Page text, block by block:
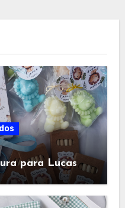
para Lucas